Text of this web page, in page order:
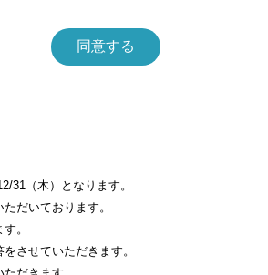
31（木）となります。
だいております。
。
させていただきます。